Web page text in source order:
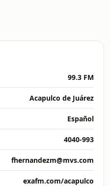
99.3 FM
Acapulco de Juárez
Español
4040-993
fhernandezm@mvs.com
exafm.com/acapulco